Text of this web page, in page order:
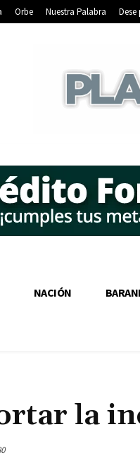
Orbe Nuestra Palabra
NACIÓN
la